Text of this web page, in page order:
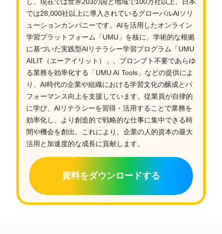
では28,000社以上に導入されているグローバルAIソリ
ューションカンパニーです。AIを活用したオンライン
学習プラットフォーム「UMU」を核に、学術的な根拠
に基づいた実践型AIリテラシー学習プログラム「UMU
AILIT（エーアイリット）」、プロンプト不要であらゆ
る業務を効率化する「UMU AI Tools」などの提供によ
り、AI時代の企業や組織における学習文化の醸成とパ
フォーマンス向上を支援しています。従業員が自律的
に学び、AIリテラシーを習得・活用することで業務を
効率化し、より創造的で戦略的な仕事に集中できる時
間や機会を創出。これにより、企業の人的資本の最大
活用と加速度的な成長に貢献します。
資料をダウンロードする